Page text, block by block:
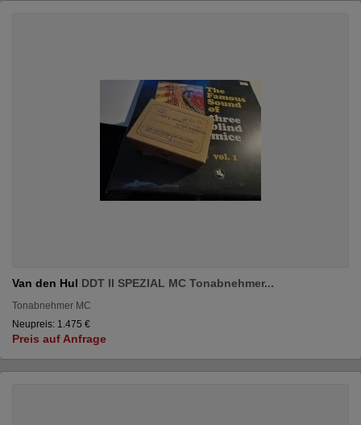
Van den Hul DDT II SPEZIAL MC Tonabnehmer...
Tonabnehmer MC
Neupreis: 1.475 €
Preis auf Anfrage